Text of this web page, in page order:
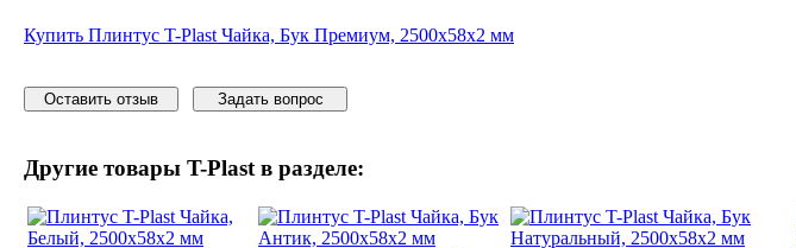
Купить Плинтус T-Plast Чайка, Бук Премиум, 2500х58х2 мм
Оставить отзыв Задать вопрос
Другие товары T-Plast в разделе: